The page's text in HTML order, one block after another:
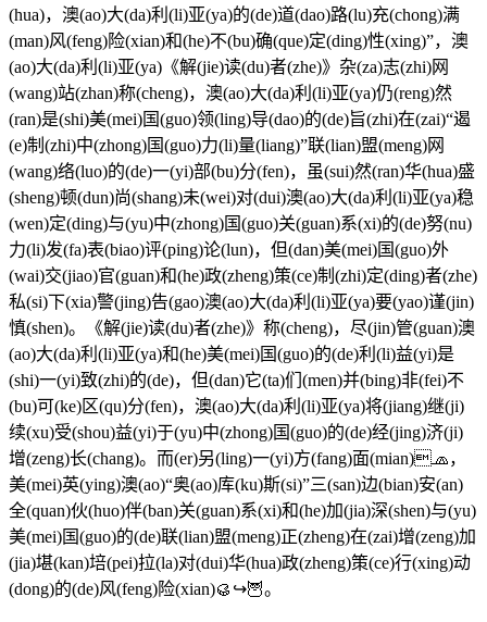
(hua)，澳(ao)大(da)利(li)亚(ya)的(de)道(dao)路(lu)充(chong)满
(man)风(feng)险(xian)和(he)不(bu)确(que)定(ding)性(xing)”，澳
(ao)大(da)利(li)亚(ya)《解(jie)读(du)者(zhe)》杂(za)志(zhi)网
(wang)站(zhan)称(cheng)，澳(ao)大(da)利(li)亚(ya)仍(reng)然
(ran)是(shi)美(mei)国(guo)领(ling)导(dao)的(de)旨(zhi)在(zai)“遏
(e)制(zhi)中(zhong)国(guo)力(li)量(liang)”联(lian)盟(meng)网
(wang)络(luo)的(de)一(yi)部(bu)分(fen)，虽(sui)然(ran)华(hua)盛
(sheng)顿(dun)尚(shang)未(wei)对(dui)澳(ao)大(da)利(li)亚(ya)稳
(wen)定(ding)与(yu)中(zhong)国(guo)关(guan)系(xi)的(de)努(nu)
力(li)发(fa)表(biao)评(ping)论(lun)，但(dan)美(mei)国(guo)外
(wai)交(jiao)官(guan)和(he)政(zheng)策(ce)制(zhi)定(ding)者(zhe)
私(si)下(xia)警(jing)告(gao)澳(ao)大(da)利(li)亚(ya)要(yao)谨(jin)
慎(shen)。《解(jie)读(du)者(zhe)》称(cheng)，尽(jin)管(guan)澳
(ao)大(da)利(li)亚(ya)和(he)美(mei)国(guo)的(de)利(li)益(yi)是
(shi)一(yi)致(zhi)的(de)，但(dan)它(ta)们(men)并(bing)非(fei)不
(bu)可(ke)区(qu)分(fen)，澳(ao)大(da)利(li)亚(ya)将(jiang)继(ji)
续(xu)受(shou)益(yi)于(yu)中(zhong)国(guo)的(de)经(jing)济(ji)
增(zeng)长(chang)。而(er)另(ling)一(yi)方(fang)面(mian)🧢，
美(mei)英(ying)澳(ao)“奥(ao)库(ku)斯(si)”三(san)边(bian)安(an)
全(quan)伙(huo)伴(ban)关(guan)系(xi)和(he)加(jia)深(shen)与(yu)
美(mei)国(guo)的(de)联(lian)盟(meng)正(zheng)在(zai)增(zeng)加
(jia)堪(kan)培(pei)拉(la)对(dui)华(hua)政(zheng)策(ce)行(xing)动
(dong)的(de)风(feng)险(xian)🥮↪🦉。